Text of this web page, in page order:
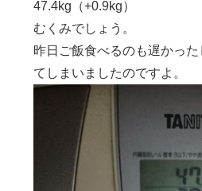
47.4kg（+0.9kg）
むくみでしょう。
昨日ご飯食べるのも遅かっ
てしまいましたのですよ。